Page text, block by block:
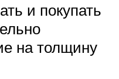
и покупать
на толщину